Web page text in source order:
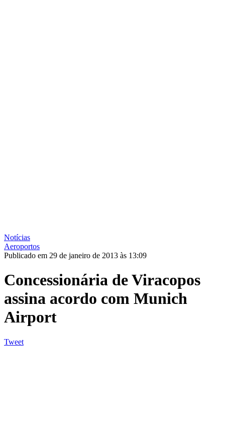
Notícias
Aeroportos
Publicado em 29 de janeiro de 2013 às 13:09
Concessionária de Viracopos
assina acordo com Munich
Airport
Tweet